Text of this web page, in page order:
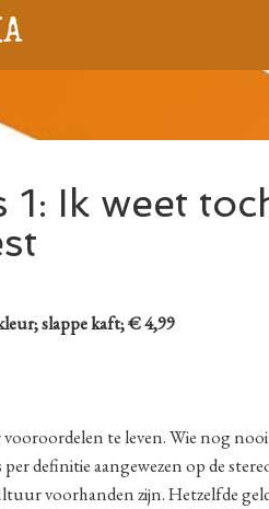
1: Ik weet
slappe kaft; € 4,99
te leven. Wie nog
definitie aangewezen op de
voorhanden zijn. Hetzelfde